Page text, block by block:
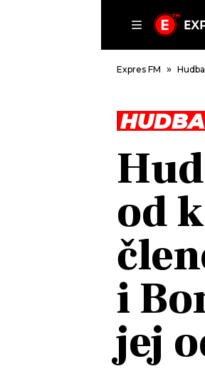
DOMŮ
ČLÁNKY
HUDBA
ROZHOVORY
KALENDÁŘ
KVÍZY
PODCASTY
JAK
Expres FM Hudba
HUDBA
od
i
jej